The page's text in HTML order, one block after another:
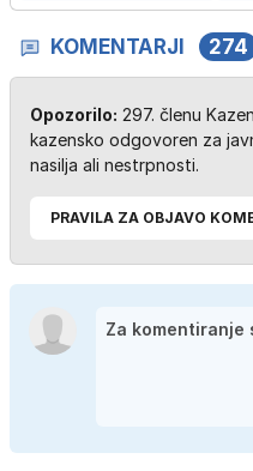
KOMENTARJI 274
Opozorilo: 297. členu
kazensko odgovoren za
nasilja ali nestrpnosti.
PRAVILA ZA OBJAVO